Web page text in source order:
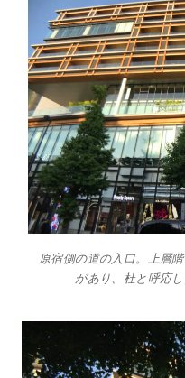
原宿側の道の入口。上層
があり、杜と呼応